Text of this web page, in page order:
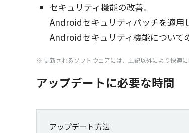
セキュリティ機能の改善。
Androidセキュリティパッチを適用
Androidセキュリティ機能について
※ 更新されるソフトウェアには、上記以外により快適
アップデートに必要な時間
アップデート方法